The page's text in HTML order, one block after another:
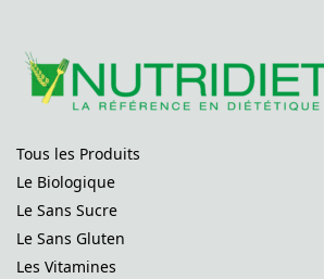
Tous les Produits
Le Biologique
Le Sans Sucre
Le Sans Gluten
Les Vitamines